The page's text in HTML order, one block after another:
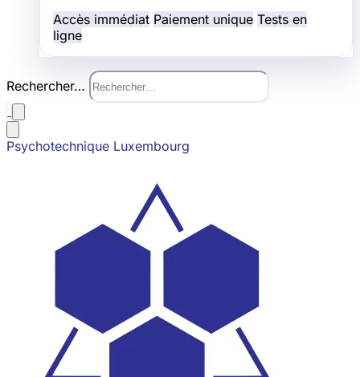
Accès immédiat Paiement unique Tests en
ligne
Rechercher…
Psychotechnique Luxembourg